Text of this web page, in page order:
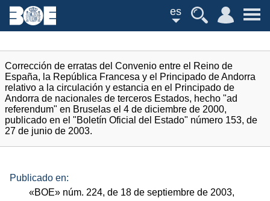
es
Corrección de erratas del Convenio entre el Reino de
España, la República Francesa y el Principado de Andorra
relativo a la circulación y estancia en el Principado de
Andorra de nacionales de terceros Estados, hecho "ad
referendum" en Bruselas el 4 de diciembre de 2000,
publicado en el "Boletín Oficial del Estado" número 153, de
27 de junio de 2003.
Publicado en:
«BOE» núm. 224, de 18 de septiembre de 2003,